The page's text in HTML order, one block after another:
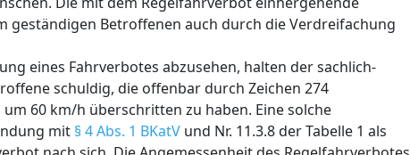
geständigen Betroffenen auch durch die Verdreifachung
eines Fahrverbotes abzusehen, halten der sachlich-
schuldig, die offenbar durch Zeichen 274
60 km/h überschritten zu haben. Eine solche
mit § 4 Abs. 1 BKatV und Nr. 11.3.8 der Tabelle 1 als